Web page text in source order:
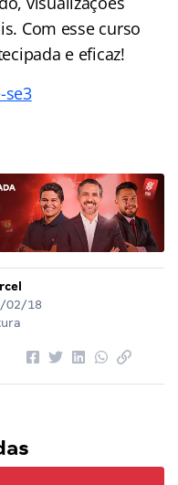
Com esse curso
e eficaz!
02/18